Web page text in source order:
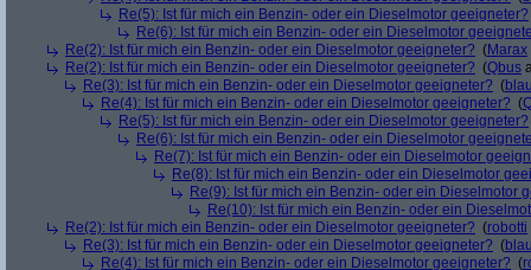
Re(5): Ist für mich ein Benzin- oder ein Dieselmotor geeigneter?
Re(6): Ist für mich ein Benzin- oder ein Dieselmotor
Re(2): Ist für mich ein Benzin- oder ein Dieselmotor geeigneter? (Marax
Re(2): Ist für mich ein Benzin- oder ein Dieselmotor geeigneter? (Qbus
Re(3): Ist für mich ein Benzin- oder ein Dieselmotor geeigneter? (
Re(4): Ist für mich ein Benzin- oder ein Dieselmotor geeigneter? (
Re(5): Ist für mich ein Benzin- oder ein Dieselmotor geeigneter?
Re(6): Ist für mich ein Benzin- oder ein Dieselmotor
Re(7): Ist für mich ein Benzin- oder ein Dieselmotor
Re(8): Ist für mich ein Benzin- oder ein Dieselmotor
Re(9): Ist für mich ein Benzin- oder ein Dieselmotor
Re(10): Ist für mich ein Benzin- oder ein
Re(2): Ist für mich ein Benzin- oder ein Dieselmotor geeigneter? (robotti
Re(3): Ist für mich ein Benzin- oder ein Dieselmotor geeigneter? (
Re(4): Ist für mich ein Benzin- oder ein Dieselmotor geeigneter? (